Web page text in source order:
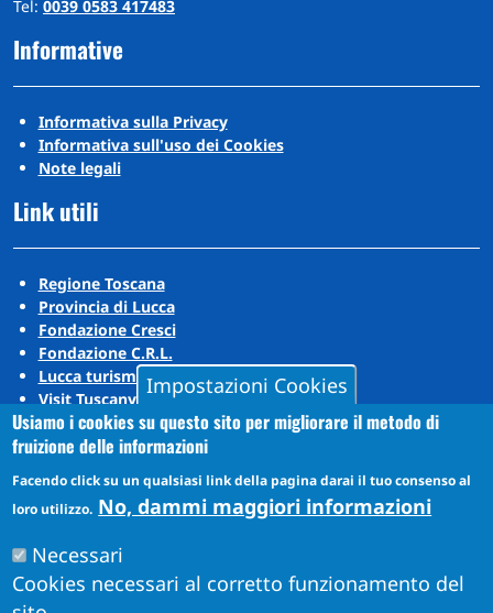
Tel: 0039 0583 417483
Informative
Informativa sulla Privacy
Informativa sull'uso dei Cookies
Note legali
Link utili
Regione Toscana
Provincia di Lucca
Fondazione Cresci
Fondazione C.R.L.
Lucca turismo
Visit Tuscany
Puccini Lands
Social media
YouTube
Impostazioni Cookies
Usiamo i cookies su questo sito per migliorare il metodo di
fruizione delle informazioni
Facendo click su un qualsiasi link della pagina darai il tuo consenso al
loro utilizzo. No, dammi maggiori informazioni
Necessari
Cookies necessari al corretto funzionamento del